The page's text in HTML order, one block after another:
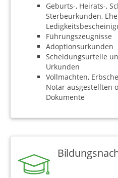
Geburts-, Heirats-,
Sterbeurkunden,
Führungszeugnisse
Adoptionsurkunden
Scheidungsurteile
Urkunden
Vollmachten,
Notar ausgestellten
Dokumente